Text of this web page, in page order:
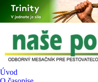
Úvod